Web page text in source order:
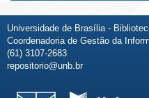
Universidade de Brasília -
Coordenadoria de Gestão da
(61) 3107-2683
repositorio@unb.br